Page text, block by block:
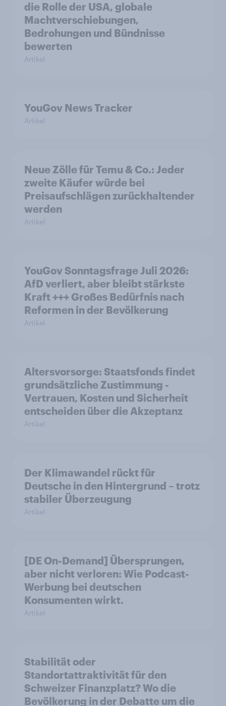
die Rolle der USA, globale
Machtverschiebungen,
Bedrohungen und Bündnisse
bewerten
Artikel
YouGov News Tracker
Artikel
Neue Zölle für Temu & Co.: Jeder
zweite Käufer würde bei
Preisaufschlägen zurückhaltender
werden
Artikel
YouGov Sonntagsfrage Juli 2026:
AfD verliert, aber bleibt stärkste
Kraft +++ Großes Bedürfnis nach
Reformen in der Bevölkerung
Artikel
Altersvorsorge: Staatsfonds findet
grundsätzliche Zustimmung -
Vertrauen, Kosten und Sicherheit
entscheiden über die Akzeptanz
Artikel
Der Klimawandel rückt für
Deutsche in den Hintergrund – trotz
stabiler Überzeugung
Artikel
[DE On-Demand] Übersprungen,
aber nicht verloren: Wie Podcast-
Werbung bei deutschen
Konsumenten wirkt.
Artikel
Stabilität oder
Standortattraktivität für den
Schweizer Finanzplatz? Wo die
Bevölkerung in der Debatte um die